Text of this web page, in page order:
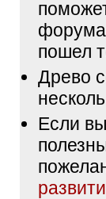
пошел
Древо
Если